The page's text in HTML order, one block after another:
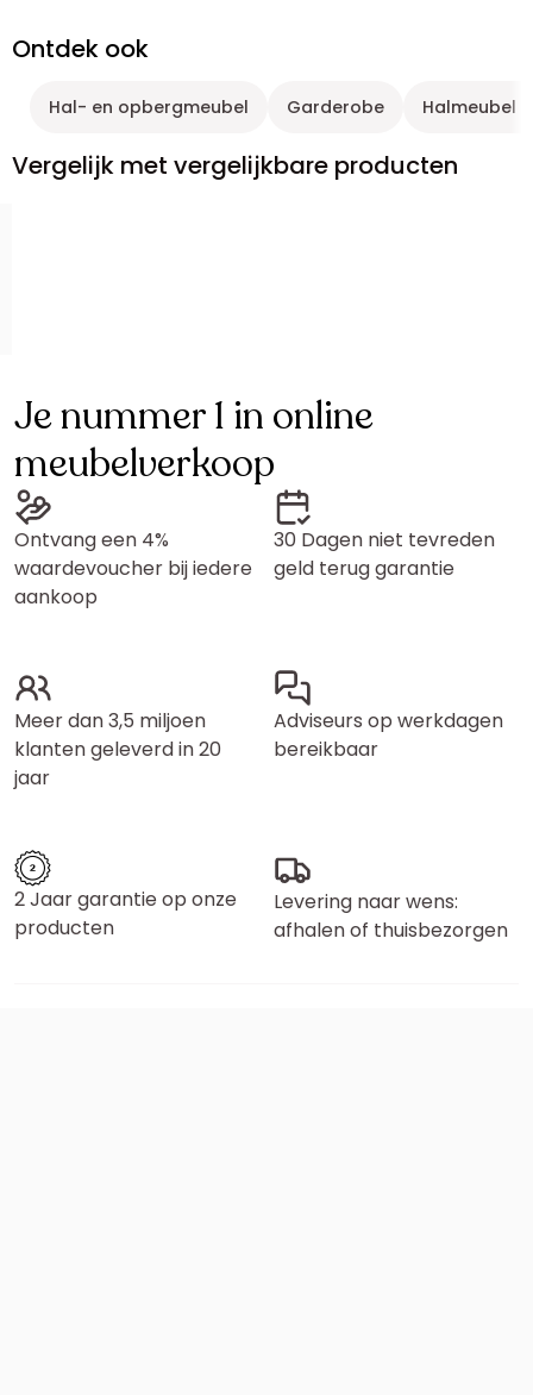
Ontdek ook
Hal- en opbergmeubel Garderobe Halmeubel
Vergelijk met vergelijkbare producten
Je nummer 1 in online
meubelverkoop
Ontvang een 4%
waardevoucher bij iedere
aankoop
30 Dagen niet tevreden
geld terug garantie
Meer dan 3,5 miljoen
klanten geleverd in 20
jaar
Adviseurs op werkdagen
bereikbaar
2 Jaar garantie op onze
producten
Levering naar wens:
afhalen of thuisbezorgen